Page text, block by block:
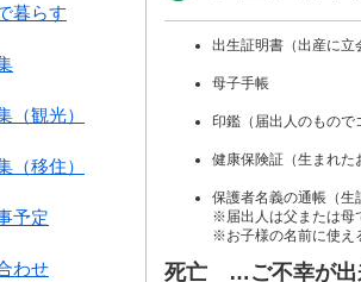
暮らす
（観光）
（移住）
予定
わせ
出生証明書（出産に立
母子手帳
印鑑（届出人のもので
健康保険証（生まれた
保護者名義の通帳（生
※届出人は父または母
※お子様の名前に使え
死亡 …ご不幸が出